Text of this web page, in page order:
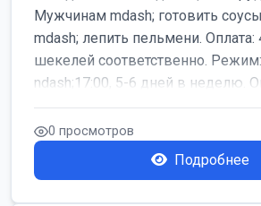
Мужчинам mdash; готовить
mdash; лепить пельмени. Оплата:
шекелей соответственно.
ndash;17:00, 5-6 дней в неделю.
дор...
0 просмотров
Подробнее